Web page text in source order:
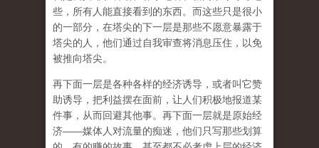
些，所有人能直接看到的东西。而这些只是很小
的一部分，在塔尖的下一层是那些不愿意暴露于
塔尖的人，他们通过自我审查将消息压住，以免
被推向塔尖。
再下面一层是各种各样的经济诱导，或者叫它赞
助诱导，把利益摆在面前，让人们积极地报道某
件事，从而回避其他事。再下面一层就是原始经
济——媒体人对流量的痴迷，他们只写那些划算